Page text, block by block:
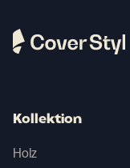
Kollektion
Holz